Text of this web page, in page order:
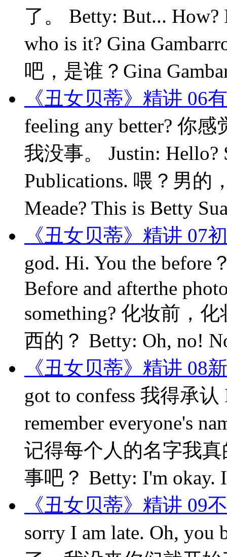
了。 Betty: But... How?
who is it? Gina
吧，是谁？Gina
《丑女贝蒂》精讲 06
feeling any better? 你
我没事。 Justin: Hello?
Publications. 喂？男的
Meade? This is Betty
《丑女贝蒂》精讲 07
god. Hi. You the
Before and afterthe
something? 化妆前，
西的？ Betty: Oh, no!
《丑女贝蒂》精讲 08
got to confess 我得承
remember everyone's
记得每个人的名字我真
事吧？ Betty: I'm okay.
《丑女贝蒂》精讲 09
sorry I am late. Oh, you